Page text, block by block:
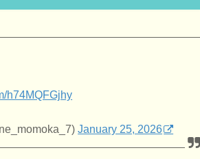
h74MQFGjhy
January 25, 2026